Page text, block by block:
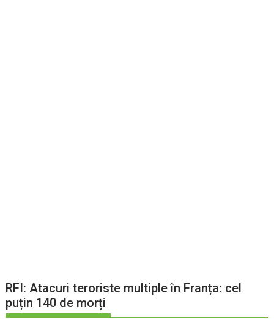
RFI: Atacuri teroriste multiple în Franța: cel
puțin 140 de morți